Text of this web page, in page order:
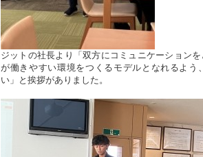
ジットの社長より「双方にコミュニケーション
が働きやすい環境をつくるモデルとなれるよう
い」と挨拶がありました。